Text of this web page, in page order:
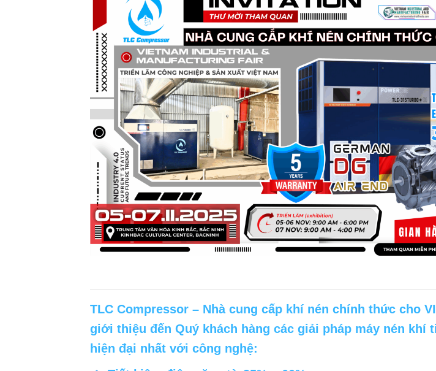
TLC Compressor – Nhà cung cấp khí nén chính thức cho
giới thiệu đến Quý khách hàng các giải pháp máy nén khí
hiện đại nhất với công nghệ: